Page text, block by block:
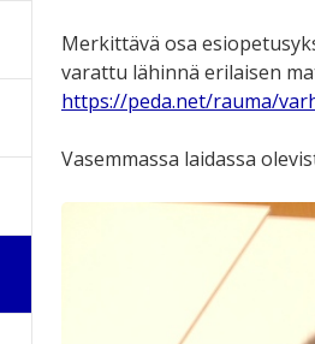
Merkittävä osa
varattu lähinnä erilaisen
https://peda.net/rauma/
Vasemmassa laidassa